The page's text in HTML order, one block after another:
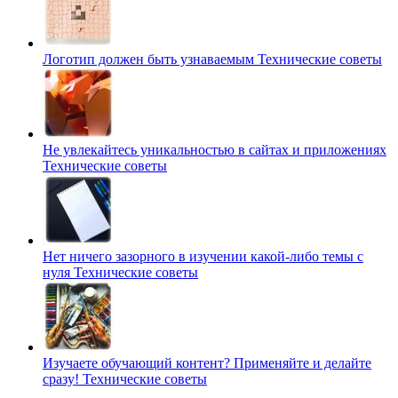
Логотип должен быть узнаваемым Технические советы
Не увлекайтесь уникальностью в сайтах и приложениях
Технические советы
Нет ничего зазорного в изучении какой-либо темы с
нуля Технические советы
Изучаете обучающий контент? Применяйте и делайте
сразу! Технические советы